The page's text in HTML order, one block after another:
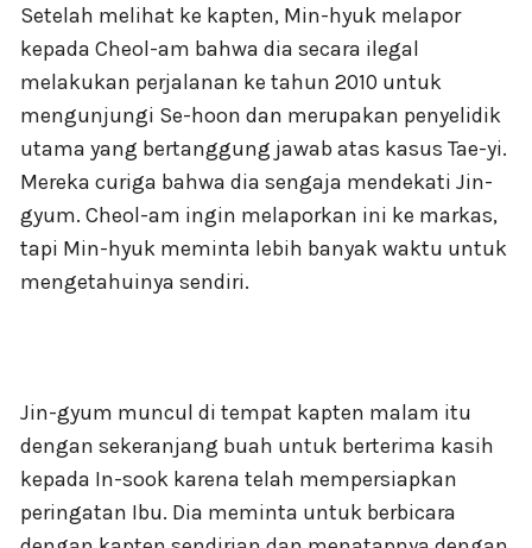
Setelah melihat ke kapten, Min-hyuk melapor
kepada Cheol-am bahwa dia secara ilegal
melakukan perjalanan ke tahun 2010 untuk
mengunjungi Se-hoon dan merupakan penyelidik
utama yang bertanggung jawab atas kasus Tae-yi.
Mereka curiga bahwa dia sengaja mendekati Jin-
gyum. Cheol-am ingin melaporkan ini ke markas,
tapi Min-hyuk meminta lebih banyak waktu untuk
mengetahuinya sendiri.
Jin-gyum muncul di tempat kapten malam itu
dengan sekeranjang buah untuk berterima kasih
kepada In-sook karena telah mempersiapkan
peringatan Ibu. Dia meminta untuk berbicara